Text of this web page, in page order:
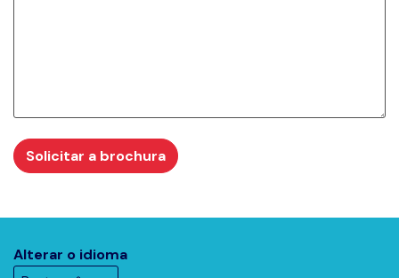
Solicitar a brochura
Alterar o idioma